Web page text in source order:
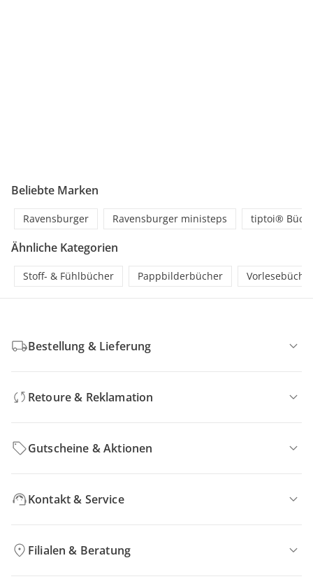
Beliebte Marken
Ravensburger Ravensburger ministeps tiptoi®
Ähnliche Kategorien
Stoff- & Fühlbücher Pappbilderbücher
Bestellung & Lieferung
Retoure & Reklamation
Gutscheine & Aktionen
Kontakt & Service
Filialen & Beratung